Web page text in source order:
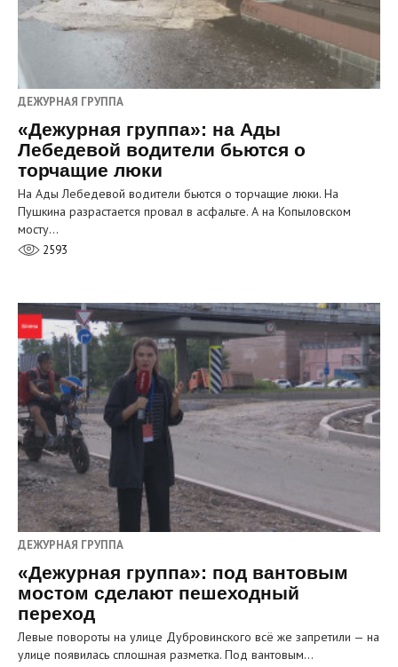
ДЕЖУРНАЯ ГРУППА
«Дежурная группа»: на Ады
Лебедевой водители бьются о
торчащие люки
На Ады Лебедевой водители бьются о торчащие люки. На
Пушкина разрастается провал в асфальте. А на Копыловском
мосту…
2593
ДЕЖУРНАЯ ГРУППА
«Дежурная группа»: под вантовым
мостом сделают пешеходный
переход
Левые повороты на улице Дубровинского всё же запретили — на
улице появилась сплошная разметка. Под вантовым…